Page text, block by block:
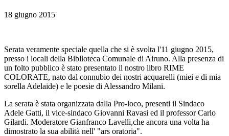
18 giugno 2015
Serata veramente speciale quella che si è svolta l'11 giugno 2015,
presso i locali della Biblioteca Comunale di Airuno. Alla presenza di
un folto pubblico è stato presentato il nostro libro RIME
COLORATE, nato dal connubio dei nostri acquarelli (miei e di mia
sorella Adelaide) e le poesie di Alessandro Milani.
La serata è stata organizzata dalla Pro-loco, presenti il Sindaco
Adele Gatti, il vice-sindaco Giovanni Ravasi ed il professor Carlo
Gilardi. Moderatore Gianfranco Lavelli,che ancora una volta ha
dimostrato la sua abilità nell' "ars oratoria".